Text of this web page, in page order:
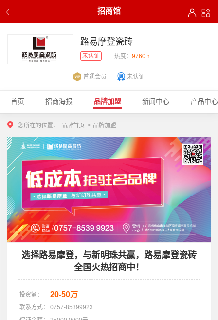
招商馆
路易摩登瓷砖
未认证 热度： 9760 ↑
普通会员 未认证
首页 招商海报 品牌加盟 新闻中心 产品中心
您所在的位置： 品牌首页 > 品牌加盟
选择路易摩登，与新明珠共赢，路易摩登瓷砖
全国火热招商中！
投资额： 20-50万
联系方式：
0757-85399923